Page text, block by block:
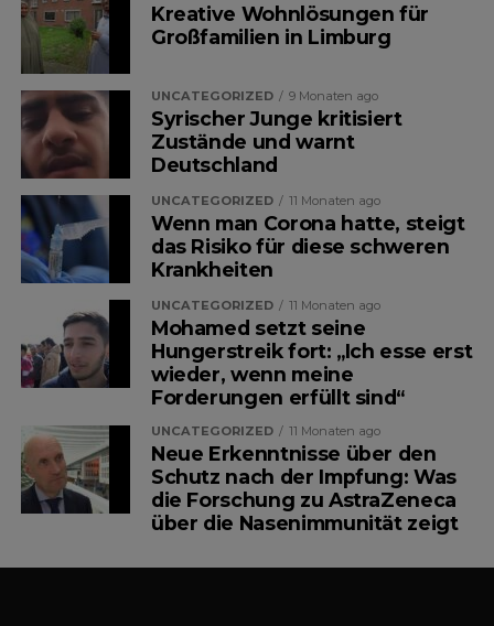
eines Einkaufs auf den Boden fiel
– und eine Frau, die das Geld
kurzerhand aufhob und für sich
behielt.
Ob sich der Vorfall tatsächlich
genau so ereignet hat, lässt sich
nicht unabhängig überprüfen.
Dennoch löst die Erzählung eine
intensive Debatte über
Ehrlichkeit, Moral und
Gerechtigkeit aus. Tausende
Nutzer diskutieren darüber, wie
sie selbst in einer vergleichbaren
Situation gehandelt hätten.
Kreative Wohnlösungen für
Großfamilien in Limburg
UNCATEGORIZED 9 Monaten ago
Syrischer Junge kritisiert
Zustände und warnt
Deutschland
UNCATEGORIZED 11 Monaten ago
Wenn man Corona hatte, steigt
das Risiko für diese schweren
Krankheiten
UNCATEGORIZED 11 Monaten ago
Mohamed setzt seine
Hungerstreik fort: „Ich esse erst
wieder, wenn meine
Forderungen erfüllt sind“
UNCATEGORIZED 11 Monaten ago
Neue Erkenntnisse über den
Schutz nach der Impfung: Was
die Forschung zu AstraZeneca
über die Nasenimmunität zeigt